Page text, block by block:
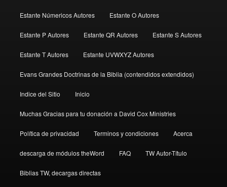
Estante Númericos Autores Estante O Autores
Estante P Autores Estante QR Autores Estante S Autores
Estante T Autores Estante UVWXYZ Autores
Evans Grandes Doctrinas de la Biblia (contendidos extendidos)
Indice del Sitio Inicio
Muchas Gracias para tu donación a David Cox Ministries
Política de privacidad Terminos y condiciones Acerca
descarga de módulos theWord FAQ TW Autor-Título
Biblias TW, decargas directas